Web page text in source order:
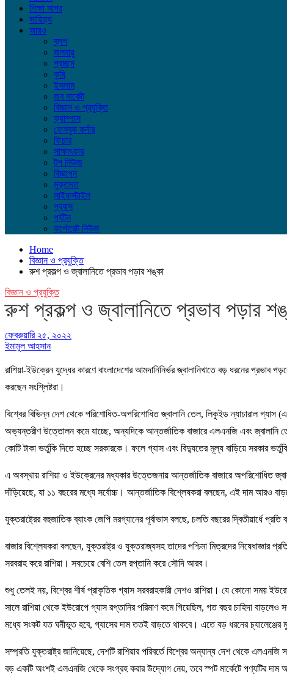
শিক্ষা সাগর
সাহিত্য
আরও
ব্লগ
জলবায়ু
প্রচ্ছদ
কৃষি
ইসলাম
জব মার্কেট
বিজ্ঞান ও প্রযুক্তি
ক্যাম্পাস
ফেসবুক কর্নার
ফিচার
সাক্ষাৎকার
টপ নিউজ
বিজ্ঞাপন
মুক্তমত
লাইফস্টাইল
প্রবাস
পর্যটন
কর্পোরেট নিউজ
Home
বিজ্ঞান ও প্রযুক্তি
রুশ প্রকল্প ও জ্বালানিতে প্রভাব পড়ার শঙ্কা
বিজ্ঞান ও প্রযুক্তি
রুশ প্রকল্প ও জ্বালানিতে প্রভাব পড়ার
ফেব্রুয়ারি ২৫, ২০২২
ইমামুল আহসান
রাশিয়া-ইউক্রেন যুদ্ধের কারণে বাংলাদেশের আমদানিনির্ভর জ্বালানিখাতে বড় ধরনের
করছেন সংশ্লিষ্টরা।
বিশ্বের বিভিন্ন দেশ থেকে পরিশোধিত-অপরিশোধিত জ্বালানি তেল, লিকুইড ন্যাচারাল গ্যাস
অভ্যন্তরীণ উত্তোলন কমে যাচ্ছে, অন্যদিকে আন্তর্জাতিক বাজারে এলএনজি এবং জ্বালানি
কোটি টাকা ভর্তুকি দিতে হচ্ছে সরকারকে। ফলে গ্যাস এবং বিদ্যুতের মূল্য বাড়িয়ে সরকার
এ অবস্থায় রাশিয়া ও ইউক্রেনের মধ্যকার উত্তেজনায় আন্তর্জাতিক বাজারে অপরিশোধিত
দাঁড়িয়েছে, যা ১১ বছরের মধ্যে সর্বোচ্চ। আন্তর্জাতিক বিশ্লেষকরা বলছেন, এই দাম আরও
যুক্তরাষ্ট্রের বহুজাতিক ব্যাংক জেপি মরগ্যানের পূর্বাভাস বলছে, চলতি বছরের দ্বিতীয়ার্ধে
বাজার বিশ্লেষকরা বলছেন, যুক্তরাষ্ট্র ও যুক্তরাজ্যসহ তাদের পশ্চিমা মিত্রদের নিষেধাজ্ঞার
সরবরাহ করে রাশিয়া। সবচেয়ে বেশি তেল রপ্তানি করে সৌদি আরব।
শুধু তেলই নয়, বিশ্বের শীর্ষ প্রাকৃতিক গ্যাস সরবরাহকারী দেশও রাশিয়া। যে কোনো সময়
সালে রাশিয়া থেকে ইউরোপে গ্যাস রপ্তানির পরিমাণ কমে গিয়েছিল, গত বছর চাহিদা
মধ্যে সংকট যত ঘনীভূত হবে, গ্যাসের দাম ততই বাড়তে থাকবে। এতে বড় ধরনের চ্যালেঞ্জের
সম্প্রতি যুক্তরাষ্ট্র জানিয়েছে, দেশটি রাশিয়ার পরিবর্তে বিশ্বের অন্যান্য দেশ থেকে
বড় একটি অংশই এলএনজি থেকে সংগ্রহ করার উদ্যোগ নেয়, তবে স্পট মার্কেটে পণ্যটির দাম